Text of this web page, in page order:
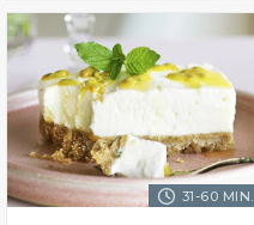
31-60 MIN.